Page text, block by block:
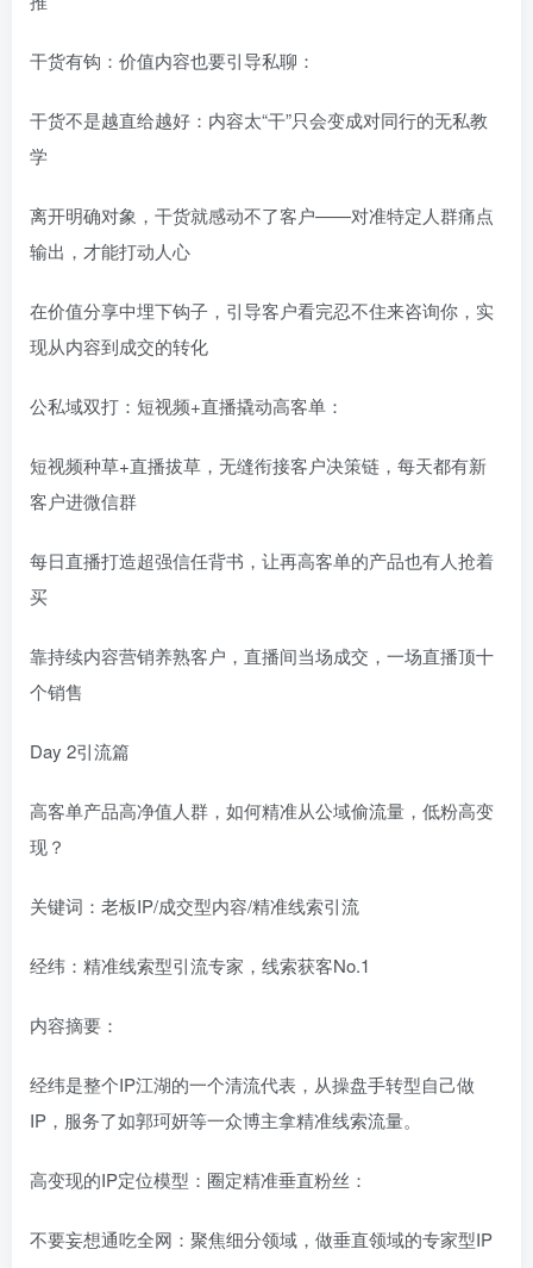
干货有钩：价值内容也要引导私聊：
干货不是越直给越好：内容太“干”只会变成对同行的无私教
学
离开明确对象，干货就感动不了客户——对准特定人群痛点
输出，才能打动人心
在价值分享中埋下钩子，引导客户看完忍不住来咨询你，实
现从内容到成交的转化
公私域双打：短视频+直播撬动高客单：
短视频种草+直播拔草，无缝衔接客户决策链，每天都有新
客户进微信群
每日直播打造超强信任背书，让再高客单的产品也有人抢着
买
靠持续内容营销养熟客户，直播间当场成交，一场直播顶十
个销售
Day 2引流篇
高客单产品高净值人群，如何精准从公域偷流量，低粉高变
现？
关键词：老板IP/成交型内容/精准线索引流
经纬：精准线索型引流专家，线索获客No.1
内容摘要：
经纬是整个IP江湖的一个清流代表，从操盘手转型自己做
IP，服务了如郭珂妍等一众博主拿精准线索流量。
高变现的IP定位模型：圈定精准垂直粉丝：
不要妄想通吃全网：聚焦细分领域，做垂直领域的专家型IP